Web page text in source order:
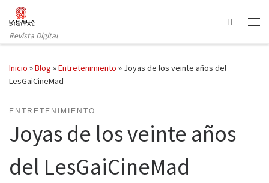
Saltar al contenido
Revista Digital
Search
Inicio »Blog »Entretenimiento » Joyas de los veinte años del
LesGaiCineMad
ENTRETENIMIENTO
Joyas de los veinte años
del LesGaiCineMad